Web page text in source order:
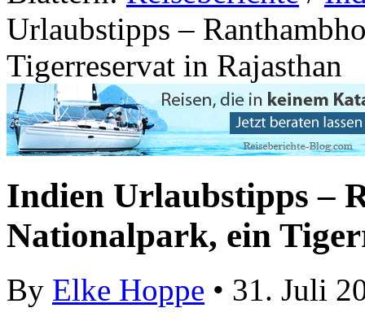
Urlaubstipps –
Tigerreservat in Rajasthan
Indien Urlaubstipps –
Nationalpark, ein
By Elke Hoppe • 31. Juli